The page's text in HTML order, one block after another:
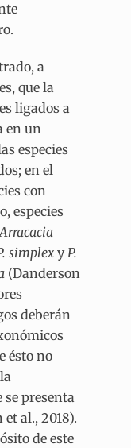
a
que la
ligados a
en un
especies
en el
con
especies
Arracacia
simplexyP.
(Danderson
deberán
ésto no
presenta
al., 2018).
de este